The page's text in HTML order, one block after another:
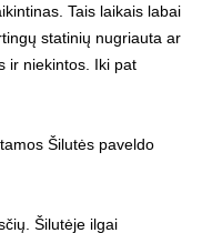
Tais laikais labai
statinių nugriauta ar
ir niekintos. Iki pat
Šilutės paveldo
Šilutėje ilgai